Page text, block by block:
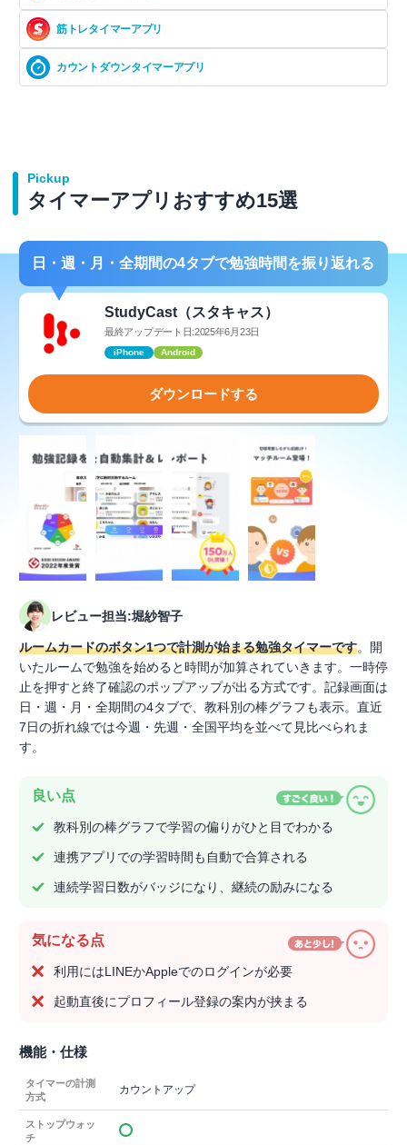
筋トレタイマーアプリ
カウントダウンタイマーアプリ
Pickup
タイマーアプリおすすめ15選
日・週・月・全期間の4タブで勉強時間を振り返れる
StudyCast（スタキャス）
最終アップデート日:2025年6月23日
iPhone Android
ダウンロードする
レビュー担当:堀紗智子
ルームカードのボタン1つで計測が始まる勉強タイマーです。開
いたルームで勉強を始めると時間が加算されていきます。一時停
止を押すと終了確認のポップアップが出る方式です。記録画面は
日・週・月・全期間の4タブで、教科別の棒グラフも表示。直近
7日の折れ線では今週・先週・全国平均を並べて見比べられま
す。
良い点
教科別の棒グラフで学習の偏りがひと目でわかる
連携アプリでの学習時間も自動で合算される
連続学習日数がバッジになり、継続の励みになる
気になる点
利用にはLINEかAppleでのログインが必要
起動直後にプロフィール登録の案内が挟まる
機能・仕様
タイマーの計測
方式
カウントアップ
ストップウォッ
チ